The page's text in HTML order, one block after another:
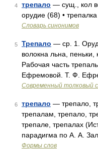
4 трепало — сущ., кол
орудие (68) • трепалка
Словарь синонимов
5 Трепало — ср. 1.
волокна льна,
Рабочая часть
Ефремовой. Т. Ф.
Современный толковый
6 трепало — трепало,
трепалам, трепало,
трепале, трепалах
парадигма по А. А.
Формы слов